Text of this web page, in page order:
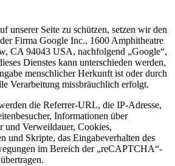
unserer Seite zu schützen, setzen wir den
Firma Google Inc., 1600 Amphitheatre
CA 94043 USA, nachfolgend „Google“,
Dienstes kann unterschieden werden,
menschlicher Herkunft ist oder durch
Verarbeitung missbräuchlich erfolgt.
die Referrer-URL, die IP-Adresse,
Informationen über
und Verweildauer, Cookies,
und Skripte, das Eingabeverhalten des
im Bereich der „reCAPTCHA“-